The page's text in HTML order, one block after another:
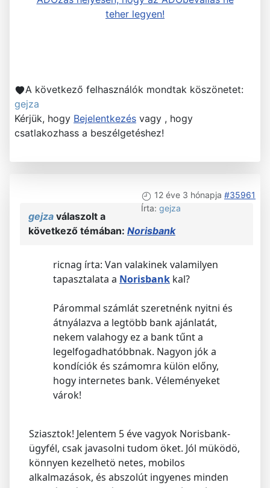
teher legyen!
A következő felhasználók mondtak köszönetet:
gejza
Kérjük, hogy Bejelentkezés vagy , hogy
csatlakozhass a beszélgetéshez!
12 éve 3 hónapja #35961
Írta: gejza
gejza válaszolt a
következő témában: Norisbank
ricnag írta: Van valakinek valamilyen
tapasztalata a Norisbank kal?
Párommal számlát szeretnénk nyitni és
átnyálazva a legtöbb bank ajánlatát,
nekem valahogy ez a bank tűnt a
legelfogadhatóbbnak. Nagyon jók a
kondíciók és számomra külön előny,
hogy internetes bank. Véleményeket
várok!
Sziasztok! Jelentem 5 éve vagyok Norisbank-
ügyfél, csak javasolni tudom öket. Jól müködö,
könnyen kezelhetö netes, mobilos
alkalmazások, és abszolút ingyenes minden